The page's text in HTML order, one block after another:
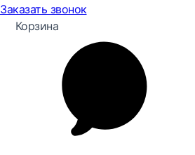
Заказать звонок
Корзина